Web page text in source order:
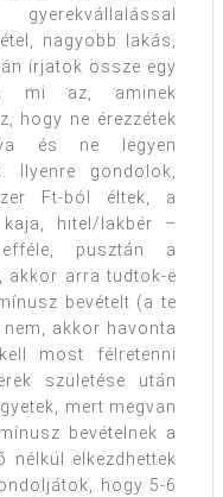
nagyobb lakás,
írjatok össze egy
mi az, aminek
hogy ne érezzétek
és ne legyen
Ilyenre gondolok,
Ft-ból éltek, a
hitel/lakbér –
pusztán a
akkor arra tudtok-e
bevételt (a te
akkor havonta
most félretenni
születése után
mert megvan
bevételnek a
nélkül elkezdhettek
hogy 5-6